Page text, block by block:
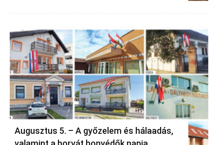
Augusztus 5. – A győzelem és hálaadás,